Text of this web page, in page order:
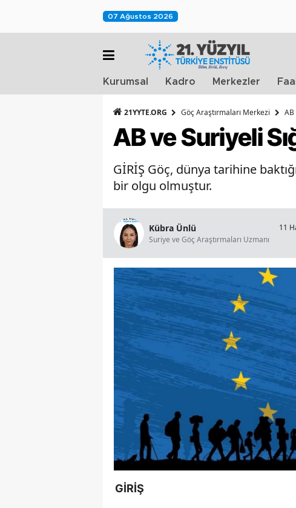
07 Ağustos 2026
Kurumsal Kadro Merkezler
21YYTE.ORG Göç Araştırmaları Merkezi AB
AB ve Suriyeli
GİRİŞ Göç, dünya tarihine
bir olgu olmuştur.
Kübra Ünlü
Suriye ve Göç Araştırmaları Uzmanı
11
GİRİŞ